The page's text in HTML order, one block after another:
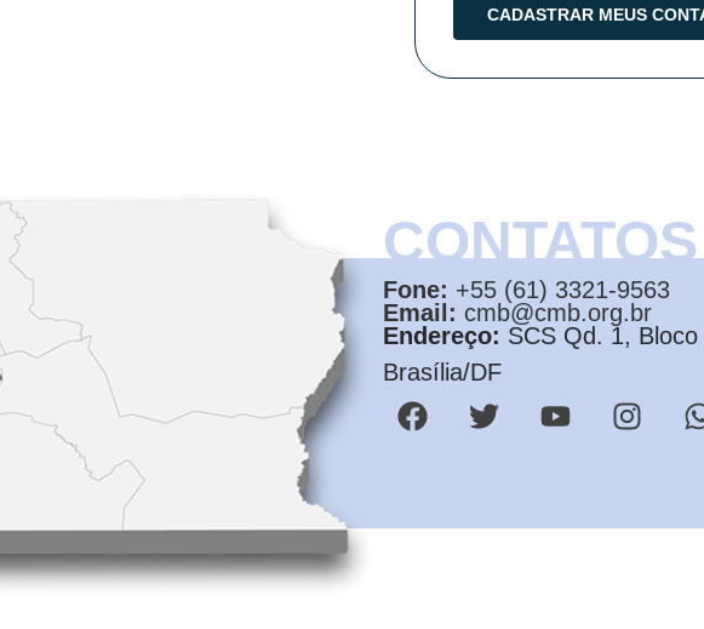
Fone: +55 (61) 3321-9563
Email: cmb@cmb.org.br
Endereço: SCS Qd. 1,
Brasília/DF